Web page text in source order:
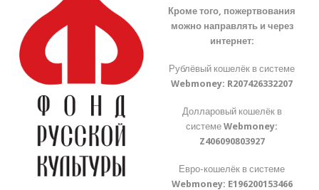
Кроме того, пожертвования
можно направлять и через
интернет:
Рублёвый кошелёк в системе
Webmoney: R207426332207
Долларовый кошелёк в
системеWebmoney:
Z406090803927
Евро-кошелёк в системе
Webmoney: E196200153466